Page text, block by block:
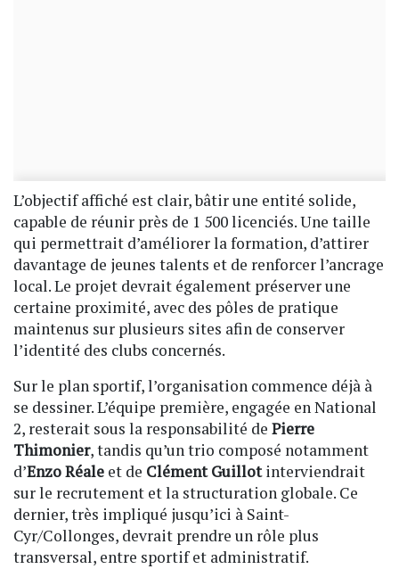
L’objectif affiché est clair, bâtir une entité solide,
capable de réunir près de 1 500 licenciés. Une taille
qui permettrait d’améliorer la formation, d’attirer
davantage de jeunes talents et de renforcer l’ancrage
local. Le projet devrait également préserver une
certaine proximité, avec des pôles de pratique
maintenus sur plusieurs sites afin de conserver
l’identité des clubs concernés.
Sur le plan sportif, l’organisation commence déjà à
se dessiner. L’équipe première, engagée en National
2, resterait sous la responsabilité de Pierre
Thimonier, tandis qu’un trio composé notamment
d’Enzo Réale et de Clément Guillotinterviendrait
sur le recrutement et la structuration globale. Ce
dernier, très impliqué jusqu’ici à Saint-
Cyr/Collonges, devrait prendre un rôle plus
transversal, entre sportif et administratif.